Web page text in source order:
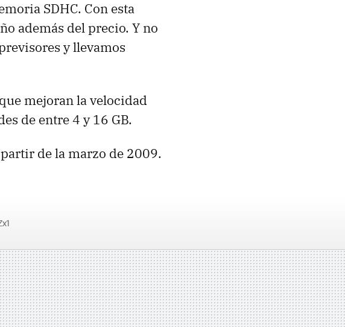
SDHC. Con esta
además del precio. Y no
y llevamos
mejoran la velocidad
de entre 4 y 16 GB.
de la marzo de 2009.